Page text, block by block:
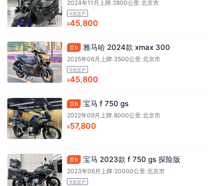
2024年11月上牌/2800公里/北京市
0次过户
¥45,800
京b 雅马哈 2024款 xmax 300
2025年06月上牌/3500公里/北京市
0次过户
¥45,800
京b 宝马 f 750 gs
2022年09月上牌/8000公里/北京市
¥57,800
京b 宝马 2023款 f 750 gs 探险版
2023年06月上牌/20000公里/北京市
0次过户